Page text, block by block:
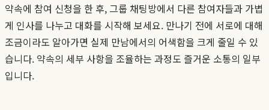
약속에 참여 신청을 한 후, 그룹 채팅방에서 다른 참여자들과 가볍
게 인사를 나누고 대화를 시작해 보세요. 만나기 전에 서로에 대해
조금이라도 알아가면 실제 만남에서의 어색함을 크게 줄일 수 있
습니다. 약속의 세부 사항을 조율하는 과정도 즐거운 소통의 일부
입니다.